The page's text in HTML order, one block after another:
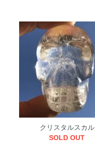
クリスタルスカル
SOLD OUT